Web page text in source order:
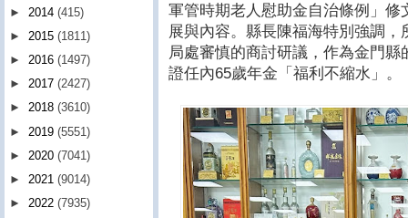
軍管時期老人慰助金自治條例」
展與內容。縣長陳福海特別強調
局處審慎的商討研議，作為金門
證任內65歲年金「福利不縮水」。
► 2014 (415)
► 2015 (1811)
► 2016 (1497)
► 2017 (2427)
► 2018 (3610)
► 2019 (5551)
► 2020 (7041)
► 2021 (9014)
► 2022 (7935)